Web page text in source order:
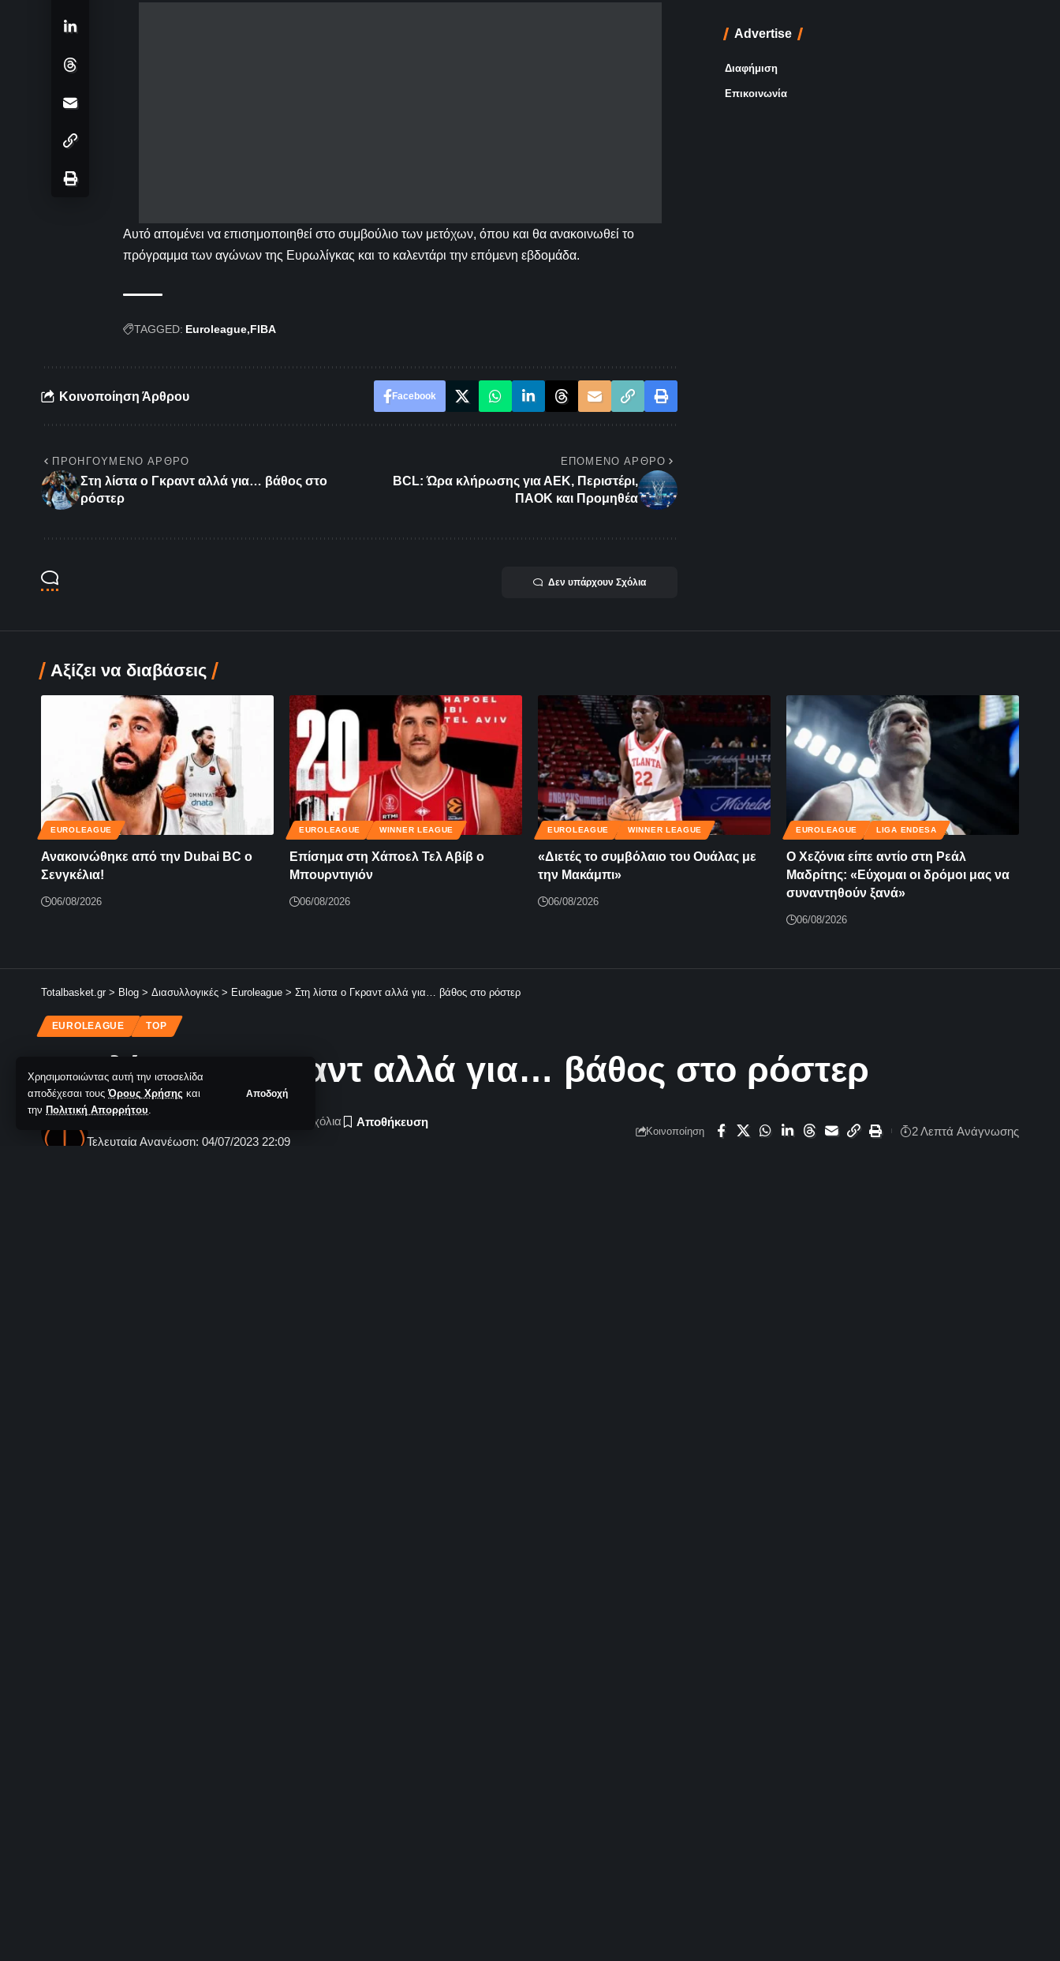
Χρησιμοποιώντας αυτή την ιστοσελίδα
αποδέχεσαι τουςΌρους Χρήσης και
την Πολιτική Απορρήτου.
Αποδοχή
Αυτό απομένει να επισημοποιηθεί στο συμβούλιο των μετόχων, όπου και θα ανακοινωθεί το
πρόγραμμα των αγώνων της Ευρωλίγκας και το καλεντάρι την επόμενη εβδομάδα.
TAGGED: Euroleague FIBA
Κοινοποίηση Άρθρου Facebook
ΠΡΟΗΓΟΎΜΕΝΟ ΆΡΘΡΟ
Στη λίστα ο Γκραντ αλλά για… βάθος στο
ρόστερ
ΕΠΌΜΕΝΟ ΆΡΘΡΟ
BCL: Ώρα κλήρωσης για ΑΕΚ, Περιστέρι,
ΠΑΟΚ και Προμηθέα
Δεν υπάρχουν Σχόλια
Advertise
Διαφήμιση
Επικοινωνία
Αξίζει να διαβάσεις
EUROLEAGUE
Ανακοινώθηκε από την Dubai BC ο
Σενγκέλια!
06/08/2026
EUROLEAGUE WINNER LEAGUE
Επίσημα στη Χάποελ Τελ Αβίβ ο
Μπουρντιγιόν
06/08/2026
EUROLEAGUE WINNER LEAGUE
«Διετές το συμβόλαιο του Ουάλας με
την Μακάμπι»
06/08/2026
EUROLEAGUE LIGA ENDESA
Ο Χεζόνια είπε αντίο στη Ρεάλ
Μαδρίτης: «Εύχομαι οι δρόμοι μας να
συναντηθούν ξανά»
06/08/2026
Totalbasket.gr > Blog > Διασυλλογικές > Euroleague > Στη λίστα ο Γκραντ αλλά για… βάθος στο ρόστερ
EUROLEAGUE TOP
Στη λίστα ο Γκραντ αλλά για… βάθος στο ρόστερ
Τελευταία Ανανέωση: 04/07/2023 22:09
Δεν υπάρχουν Σχόλια
Κοινοποίηση 2 Λεπτά Aνάγνωσης